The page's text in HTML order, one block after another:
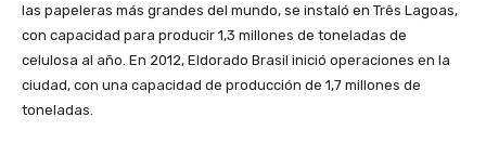
las papeleras más grandes del mundo, se instaló en Três Lagoas,
con capacidad para producir 1,3 millones de toneladas de
celulosa al año. En 2012, Eldorado Brasil inició operaciones en la
ciudad, con una capacidad de producción de 1,7 millones de
toneladas.